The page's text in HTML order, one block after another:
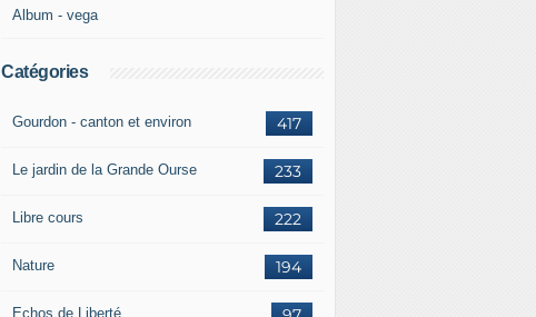
Album - vega
Catégories
417
Gourdon - canton et environ
233
Le jardin de la Grande Ourse
222
Libre cours
194
Nature
Echos de Liberté